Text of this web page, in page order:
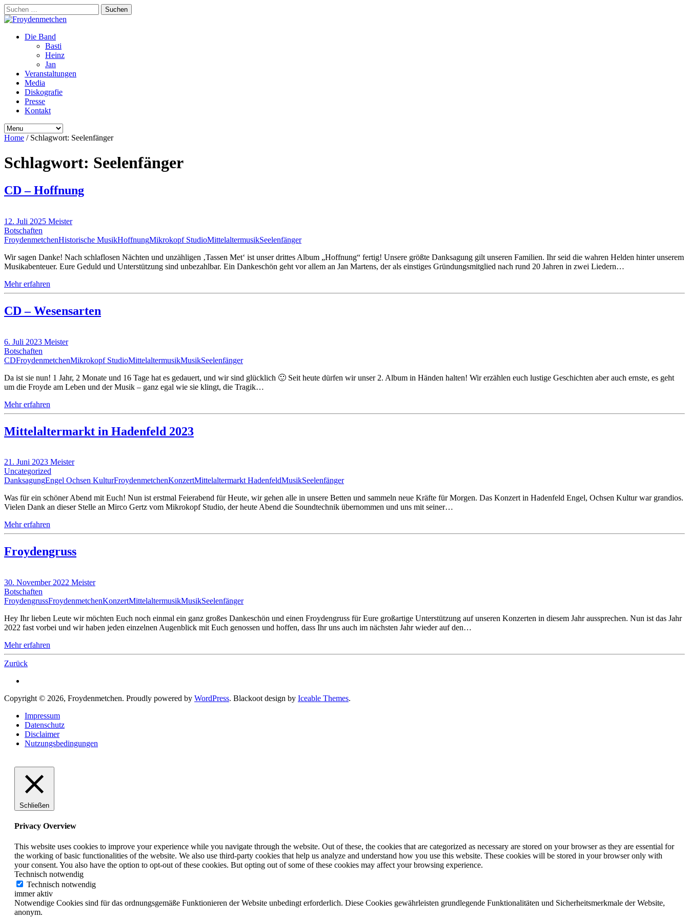
Suchen
nach:
Die Band
Basti
Heinz
Jan
Veranstaltungen
Media
Diskografie
Presse
Kontakt
Home / Schlagwort: Seelenfänger
Schlagwort: Seelenfänger
CD – Hoffnung
12. Juli 2025 Meister
Botschaften
FroydenmetchenHistorische MusikHoffnungMikrokopf StudioMittelaltermusikSeelenfänger
Wir sagen Danke! Nach schlaflosen Nächten und unzähligen ‚Tassen Met‘ ist unser drittes Album „Hoffnung“ fertig! Unsere größte Danksagung gilt unseren Familien. Ihr seid die wahren Helden hinter unserem
Musikabenteuer. Eure Geduld und Unterstützung sind unbezahlbar. Ein Dankeschön geht vor allem an Jan Martens, der als einstiges Gründungsmitglied nach rund 20 Jahren in zwei Liedern…
Mehr erfahren
CD – Wesensarten
6. Juli 2023 Meister
Botschaften
CDFroydenmetchenMikrokopf StudioMittelaltermusikMusikSeelenfänger
Da ist sie nun! 1 Jahr, 2 Monate und 16 Tage hat es gedauert, und wir sind glücklich 🙂 Seit heute dürfen wir unser 2. Album in Händen halten! Wir erzählen euch lustige Geschichten aber auch ernste, es geht
um die Froyde am Leben und der Musik – ganz egal wie sie klingt, die Tragik…
Mehr erfahren
Mittelaltermarkt in Hadenfeld 2023
21. Juni 2023 Meister
Uncategorized
DanksagungEngel Ochsen KulturFroydenmetchenKonzertMittelaltermarkt HadenfeldMusikSeelenfänger
Was für ein schöner Abend mit Euch! Nun ist erstmal Feierabend für Heute, wir gehen alle in unsere Betten und sammeln neue Kräfte für Morgen. Das Konzert in Hadenfeld Engel, Ochsen Kultur war grandios.
Vielen Dank an dieser Stelle an Mirco Gertz vom Mikrokopf Studio, der heute Abend die Soundtechnik übernommen und uns mit seiner…
Mehr erfahren
Froydengruss
30. November 2022 Meister
Botschaften
FroydengrussFroydenmetchenKonzertMittelaltermusikMusikSeelenfänger
Hey Ihr lieben Leute wir möchten Euch noch einmal ein ganz großes Dankeschön und einen Froydengruss für Eure großartige Unterstützung auf unseren Konzerten in diesem Jahr aussprechen. Nun ist das Jahr
2022 fast vorbei und wir haben jeden einzelnen Augenblick mit Euch genossen und hoffen, dass Ihr uns auch im nächsten Jahr wieder auf den…
Mehr erfahren
Zurück
Copyright © 2026, Froydenmetchen. Proudly powered by WordPress. Blackoot design by Iceable Themes.
Impressum
Datenschutz
Disclaimer
Nutzungsbedingungen
Schließen
Privacy Overview
This website uses cookies to improve your experience while you navigate through the website. Out of these, the cookies that are categorized as necessary are stored on your browser as they are essential for
the working of basic functionalities of the website. We also use third-party cookies that help us analyze and understand how you use this website. These cookies will be stored in your browser only with
your consent. You also have the option to opt-out of these cookies. But opting out of some of these cookies may affect your browsing experience.
Technisch notwendig
Technisch notwendig
immer aktiv
Notwendige Cookies sind für das ordnungsgemäße Funktionieren der Website unbedingt erforderlich. Diese Cookies gewährleisten grundlegende Funktionalitäten und Sicherheitsmerkmale der Website,
anonym.